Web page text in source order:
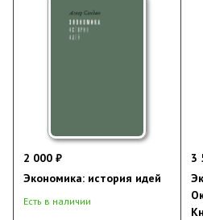
2 000 ₽
Экономика: история идей
Есть в наличии
3